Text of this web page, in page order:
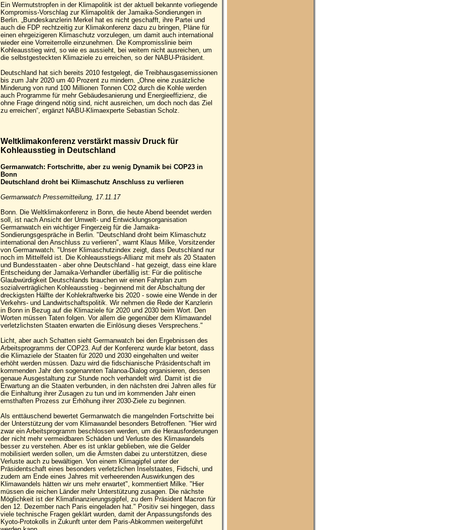
Ein Wermutstropfen in der Klimapolitik ist der aktuell bekannte vorliegende
Kompromiss-Vorschlag zur Klimapolitik der Jamaika-Sondierungen in
Berlin. „Bundeskanzlerin Merkel hat es nicht geschafft, ihre Partei und
auch die FDP rechtzeitig zur Klimakonferenz dazu zu bringen, Pläne für
einen ehrgeizigeren Klimaschutz vorzulegen, um damit auch international
wieder eine Vorreiterrolle einzunehmen. Die Kompromisslinie beim
Kohleausstieg wird, so wie es aussieht, bei weitem nicht ausreichen, um
die selbstgesteckten Klimaziele zu erreichen, so der NABU-Präsident.
Deutschland hat sich bereits 2010 festgelegt, die Treibhausgasemissionen
bis zum Jahr 2020 um 40 Prozent zu mindern. „Ohne eine zusätzliche
Minderung von rund 100 Millionen Tonnen CO2 durch die Kohle werden
auch Programme für mehr Gebäudesanierung und Energieeffizienz, die
ohne Frage dringend nötig sind, nicht ausreichen, um doch noch das Ziel
zu erreichen“, ergänzt NABU-Klimaexperte Sebastian Scholz.
Weltklimakonferenz verstärkt massiv Druck für
Kohleausstieg in Deutschland
Germanwatch: Fortschritte, aber zu wenig Dynamik bei COP23 in
Bonn
Deutschland droht bei Klimaschutz Anschluss zu verlieren
Germanwatch Pressemitteilung, 17.11.17
Bonn. Die Weltklimakonferenz in Bonn, die heute Abend beendet werden
soll, ist nach Ansicht der Umwelt- und Entwicklungsorganisation
Germanwatch ein wichtiger Fingerzeig für die Jamaika-
Sondierungsgespräche in Berlin. "Deutschland droht beim Klimaschutz
international den Anschluss zu verlieren", warnt Klaus Milke, Vorsitzender
von Germanwatch. "Unser Klimaschutzindex zeigt, dass Deutschland nur
noch im Mittelfeld ist. Die Kohleausstiegs-Allianz mit mehr als 20 Staaten
und Bundesstaaten - aber ohne Deutschland - hat gezeigt, dass eine klare
Entscheidung der Jamaika-Verhandler überfällig ist: Für die politische
Glaubwürdigkeit Deutschlands brauchen wir einen Fahrplan zum
sozialverträglichen Kohleausstieg - beginnend mit der Abschaltung der
dreckigsten Hälfte der Kohlekraftwerke bis 2020 - sowie eine Wende in der
Verkehrs- und Landwirtschaftspolitik. Wir nehmen die Rede der Kanzlerin
in Bonn in Bezug auf die Klimaziele für 2020 und 2030 beim Wort. Den
Worten müssen Taten folgen. Vor allem die gegenüber dem Klimawandel
verletzlichsten Staaten erwarten die Einlösung dieses Versprechens."
Licht, aber auch Schatten sieht Germanwatch bei den Ergebnissen des
Arbeitsprogramms der COP23. Auf der Konferenz wurde klar betont, dass
die Klimaziele der Staaten für 2020 und 2030 eingehalten und weiter
erhöht werden müssen. Dazu wird die fidschianische Präsidentschaft im
kommenden Jahr den sogenannten Talanoa-Dialog organisieren, dessen
genaue Ausgestaltung zur Stunde noch verhandelt wird. Damit ist die
Erwartung an die Staaten verbunden, in den nächsten drei Jahren alles für
die Einhaltung ihrer Zusagen zu tun und im kommenden Jahr einen
ernsthaften Prozess zur Erhöhung ihrer 2030-Ziele zu beginnen.
Als enttäuschend bewertet Germanwatch die mangelnden Fortschritte bei
der Unterstützung der vom Klimawandel besonders Betroffenen. "Hier wird
zwar ein Arbeitsprogramm beschlossen werden, um die Herausforderungen
der nicht mehr vermeidbaren Schäden und Verluste des Klimawandels
besser zu verstehen. Aber es ist unklar geblieben, wie die Gelder
mobilisiert werden sollen, um die Ärmsten dabei zu unterstützen, diese
Verluste auch zu bewältigen. Von einem Klimagipfel unter der
Präsidentschaft eines besonders verletzlichen Inselstaates, Fidschi, und
zudem am Ende eines Jahres mit verheerenden Auswirkungen des
Klimawandels hätten wir uns mehr erwartet", kommentiert Milke. "Hier
müssen die reichen Länder mehr Unterstützung zusagen. Die nächste
Möglichkeit ist der Klimafinanzierungsgipfel, zu dem Präsident Macron für
den 12. Dezember nach Paris eingeladen hat." Positiv sei hingegen, dass
viele technische Fragen geklärt wurden, damit der Anpassungsfonds des
Kyoto-Protokolls in Zukunft unter dem Paris-Abkommen weitergeführt